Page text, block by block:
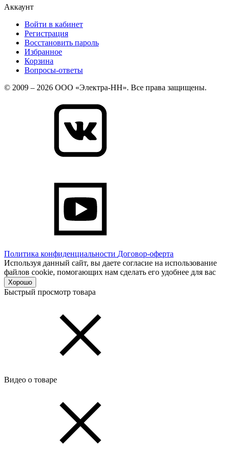
Аккаунт
Войти в кабинет
Регистрация
Восстановить пароль
Избранное
Корзина
Вопросы-ответы
© 2009 – 2026 ООО «Электра-НН». Все права защищены.
Политика конфиденциальности Договор-оферта
Используя данный сайт, вы даете согласие на использование
файлов cookie, помогающих нам сделать его удобнее для вас
Хорошо
Быстрый просмотр товара
Видео о товаре